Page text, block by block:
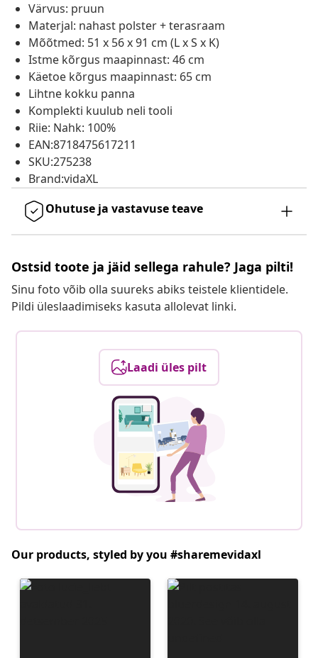
Värvus: pruun
Materjal: nahast polster + terasraam
Mõõtmed: 51 x 56 x 91 cm (L x S x K)
Istme kõrgus maapinnast: 46 cm
Käetoe kõrgus maapinnast: 65 cm
Lihtne kokku panna
Komplekti kuulub neli tooli
Riie: Nahk: 100%
EAN:8718475617211
SKU:275238
Brand:vidaXL
Ohutuse ja vastavuse teave
Ostsid toote ja jäid sellega rahule? Jaga pilti!
Sinu foto võib olla suureks abiks teistele klientidele.
Pildi üleslaadimiseks kasuta allolevat linki.
Laadi üles pilt
Our products, styled by you #sharemevidaxl